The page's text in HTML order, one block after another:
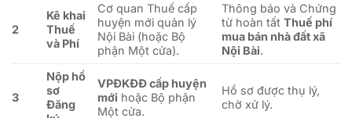
2
Kê khai
Thuế
và Phí
Cơ quan Thuế cấp
huyện mới quản lý
Nội Bài (hoặc Bộ
phận Một cửa).
Thông báo và Chứng
từ hoàn tấtThuế phí
mua bán nhà đất xã
Nội Bài.
3
Nộp hồ
sơ
Đăng
VPĐKĐĐ cấp huyện
mới hoặc Bộ phận
Một cửa.
Hồ sơ được thụ lý,
chờ xử lý.